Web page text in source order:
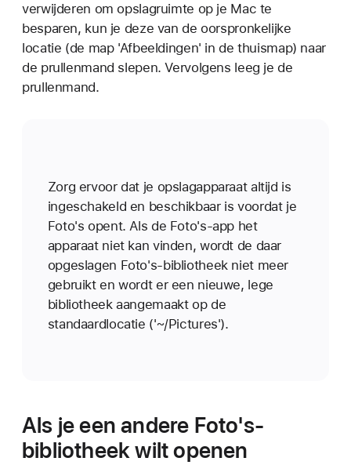
verwijderen om opslagruimte op je Mac te
besparen, kun je deze van de oorspronkelijke
locatie (de map 'Afbeeldingen' in de thuismap) naar
de prullenmand slepen. Vervolgens leeg je de
prullenmand.
Zorg ervoor dat je opslagapparaat altijd is
ingeschakeld en beschikbaar is voordat je
Foto's opent. Als de Foto's-app het
apparaat niet kan vinden, wordt de daar
opgeslagen Foto's-bibliotheek niet meer
gebruikt en wordt er een nieuwe, lege
bibliotheek aangemaakt op de
standaardlocatie ('~/Pictures').
Als je een andere Foto's-
bibliotheek wilt openen